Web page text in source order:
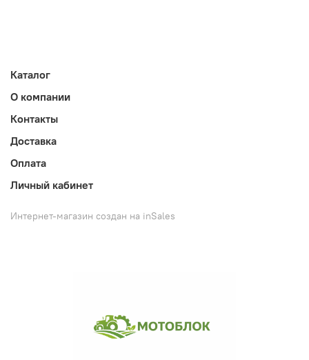
Каталог
О компании
Контакты
Доставка
Оплата
Личный кабинет
Интернет-магазин создан на inSales